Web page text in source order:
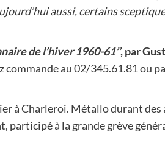
aussi, certains
de l’hiver 1960-61’’, par
commande au 02/345.61.81 ou
à Charleroi. Métallo durant des
à la grande grève